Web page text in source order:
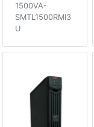
1500VA-
SMTL1500RMI3
U